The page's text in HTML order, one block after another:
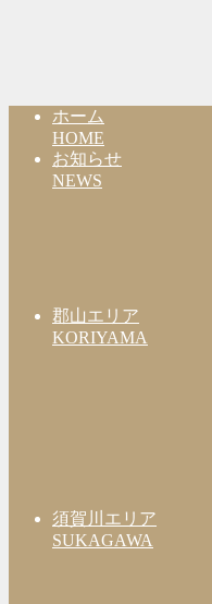
ホーム
HOME
お知らせ
NEWS
郡山エリア
KORIYAMA
須賀川エリア
SUKAGAWA